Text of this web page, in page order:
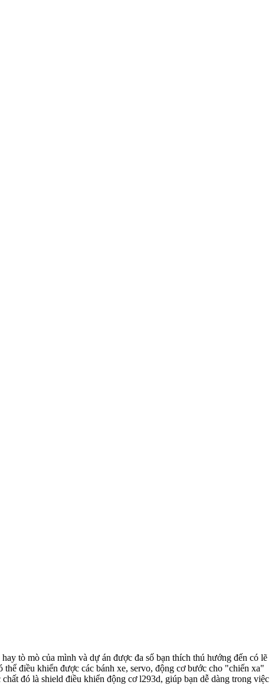
tò mò của mình và dự án được đa số bạn thích thú hướng đến có lẽ
điều khiển được các bánh xe, servo, động cơ bước cho "chiến xa"
đó là shield điều khiển động cơ l293d, giúp bạn dễ dàng trong việc